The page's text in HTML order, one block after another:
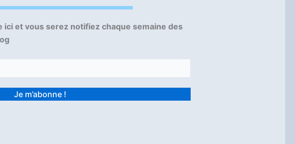
et vous serez notifiez chaque semaine des